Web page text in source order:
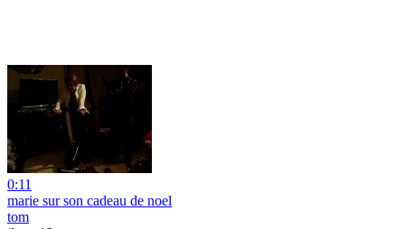
0:11
marie sur son cadeau de noel
tom